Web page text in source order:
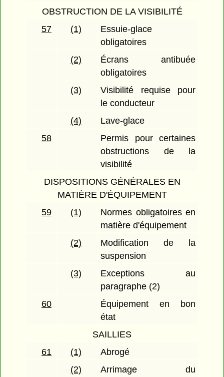
OBSTRUCTION DE LA VISIBILITÉ
57
(1)
Essuie-glace
obligatoires
(2)
Écrans antibuée
obligatoires
(3)
Visibilité requise pour
le conducteur
(4)
Lave-glace
58
Permis pour certaines
obstructions de la
visibilité
DISPOSITIONS GÉNÉRALES EN
MATIÈRE D'ÉQUIPEMENT
59
(1)
Normes obligatoires en
matière d'équipement
(2)
Modification de la
suspension
(3)
Exceptions au
paragraphe (2)
60
Équipement en bon
état
SAILLIES
61
(1)
Abrogé
(2)
Arrimage du